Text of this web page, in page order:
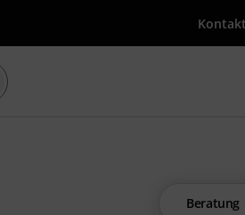
Kontakt
mit Suchwort {searchTerm}
Beratung